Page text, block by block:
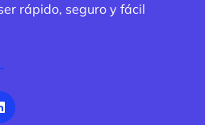
rápido, seguro y fácil